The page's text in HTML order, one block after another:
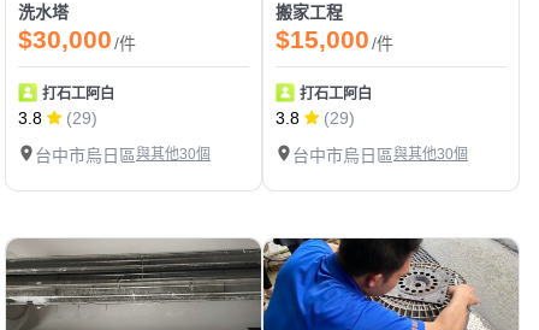
洗水塔
$30,000/件
打石工阿白
3.8
(29)
台中市烏日區與其他30個
搬家工程
$15,000/件
打石工阿白
3.8
(29)
台中市烏日區與其他30個